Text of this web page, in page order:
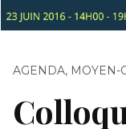
AGENDA, MOYEN-